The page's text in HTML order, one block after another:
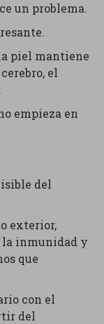
un problema.
piel mantiene
el
empieza en
del
exterior,
la inmunidad y
que
con el
del